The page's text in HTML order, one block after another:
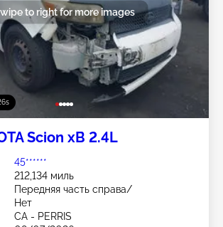
to right for more images
Scion xB 2.4L
45******
212,134 миль
Передняя часть справа/
Нет
CA - PERRIS